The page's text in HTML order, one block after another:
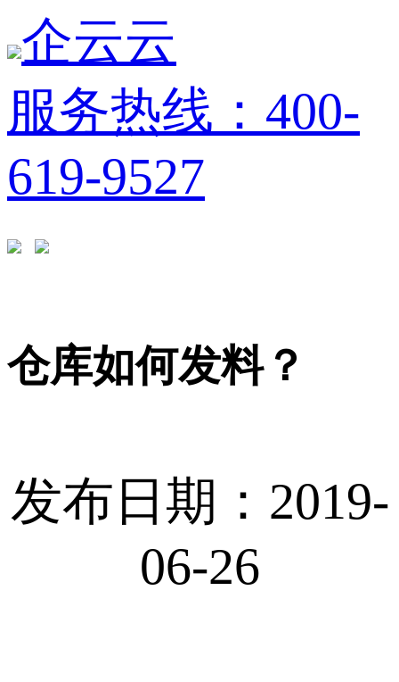
企云云
服务热线：400-
619-9527
仓库如何发料？
发布日期：2019-
06-26